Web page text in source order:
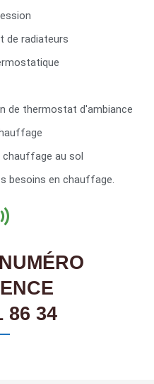
de radiateurs
de thermostat d'ambiance
chauffage au sol
besoins en chauffage.
86 34